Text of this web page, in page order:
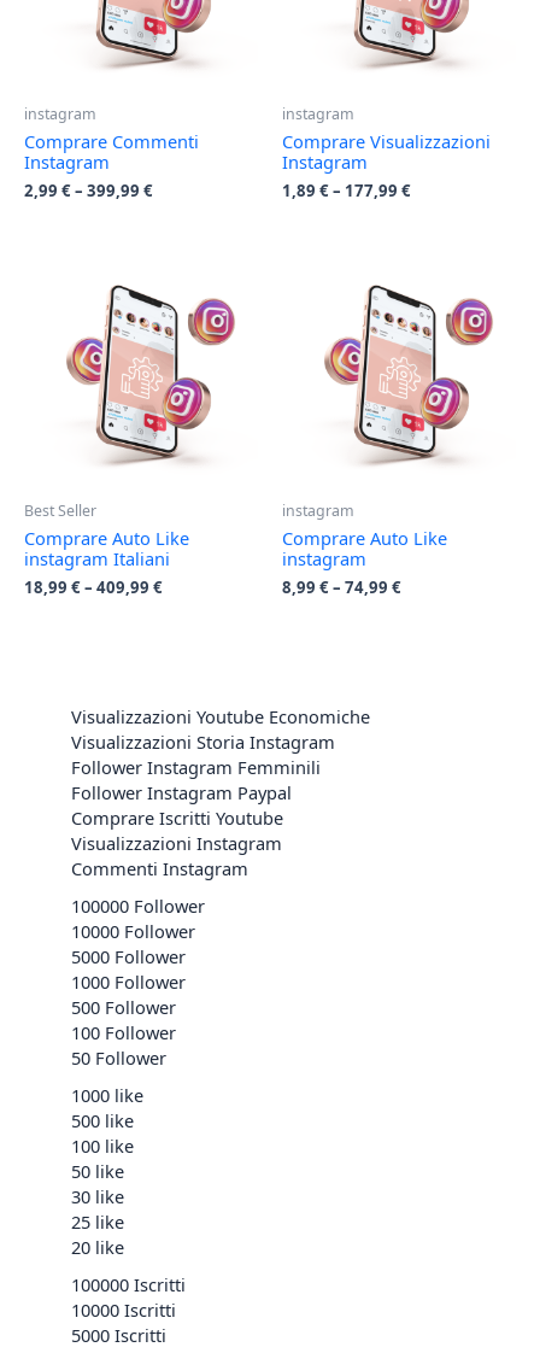
instagram
Comprare Commenti
Instagram
2,99 €– 399,99 €
instagram
Comprare Visualizzazioni
Instagram
1,89 €– 177,99 €
Best Seller
Comprare Auto Like
instagram Italiani
18,99 €– 409,99 €
instagram
Comprare Auto Like
instagram
8,99 €– 74,99 €
Visualizzazioni Youtube Economiche
Visualizzazioni Storia Instagram
Follower Instagram Femminili
Follower Instagram Paypal
Comprare Iscritti Youtube
Visualizzazioni Instagram
Commenti Instagram
100000 Follower
10000 Follower
5000 Follower
1000 Follower
500 Follower
100 Follower
50 Follower
1000 like
500 like
100 like
50 like
30 like
25 like
20 like
100000 Iscritti
10000 Iscritti
5000 Iscritti